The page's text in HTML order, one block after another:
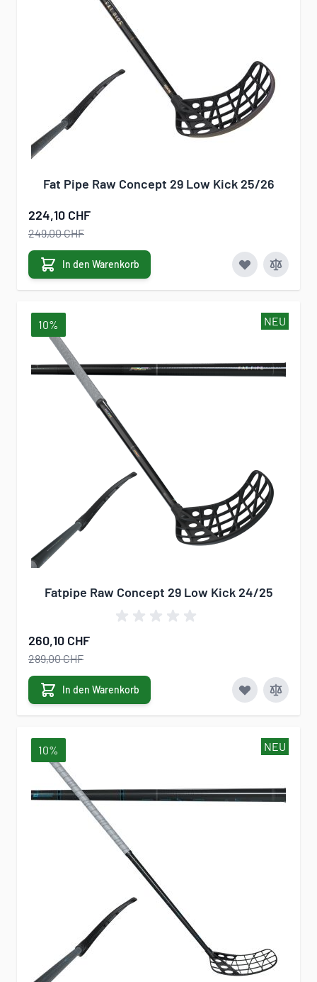
Fat Pipe Raw Concept 29 Low Kick 25/26
224,10 CHF
249,00 CHF
In den Warenkorb
NEU
10%
Fatpipe Raw Concept 29 Low Kick 24/25
260,10 CHF
289,00 CHF
In den Warenkorb
NEU
10%